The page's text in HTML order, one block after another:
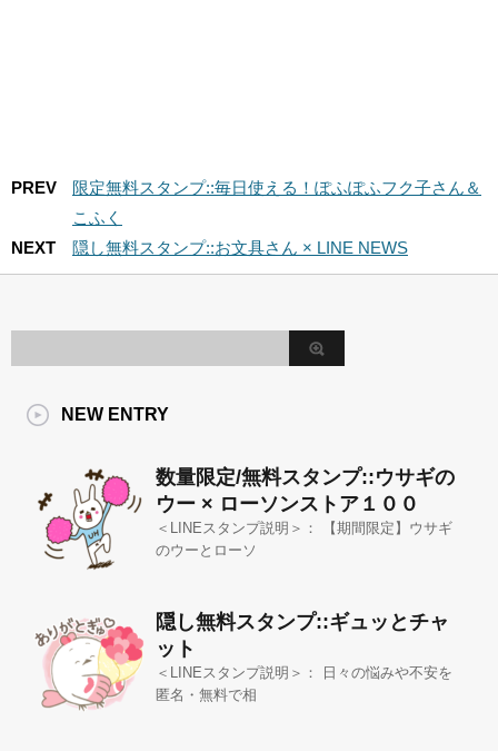
PREV
限定無料スタンプ::毎日使える！ぽふぽふフク子さん＆
こふく
NEXT
隠し無料スタンプ::お文具さん × LINE NEWS
NEW ENTRY
数量限定/無料スタンプ::ウサギの
ウー × ローソンストア１００
＜LINEスタンプ説明＞： 【期間限定】ウサギ
のウーとローソ
隠し無料スタンプ::ギュッとチャ
ット
＜LINEスタンプ説明＞： 日々の悩みや不安を
匿名・無料で相